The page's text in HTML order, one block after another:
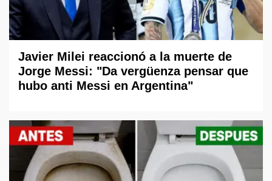
Javier Milei reaccionó a la muerte de
Jorge Messi: "Da vergüenza pensar que
hubo anti Messi en Argentina"